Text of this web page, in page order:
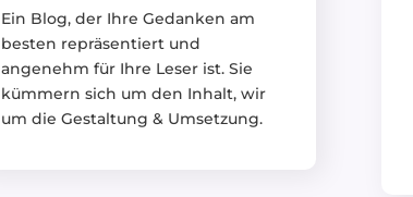
Ein Blog, der Ihre Gedanken am
besten repräsentiert und
angenehm für Ihre Leser ist. Sie
kümmern sich um den Inhalt, wir
um die Gestaltung & Umsetzung.